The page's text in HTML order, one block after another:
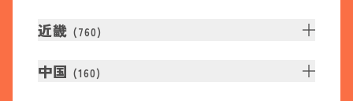
近畿 (760)
中国 (160)